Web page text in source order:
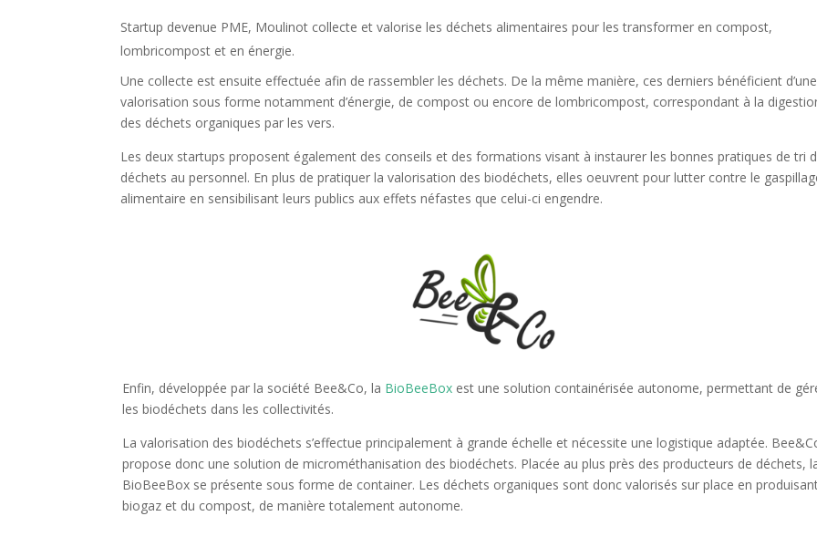
Startup devenue PME, Moulinot collecte et valorise les déchets alimentaires pour les transformer en compost,
lombricompost et en énergie.
Une collecte est ensuite effectuée afin de rassembler les déchets. De la même manière, ces derniers bénéficient d’une
valorisation sous forme notamment d’énergie, de compost ou encore de lombricompost, correspondant à la
des déchets organiques par les vers.
Les deux startups proposent également des conseils et des formations visant à instaurer les bonnes pratiques de tri
déchets au personnel. En plus de pratiquer la valorisation des biodéchets, elles oeuvrent pour lutter contre le
alimentaire en sensibilisant leurs publics aux effets néfastes que celui-ci engendre.
Enfin, développée par la société Bee&Co, la BioBeeBox est une solution containérisée autonome, permettant de
les biodéchets dans les collectivités.
La valorisation des biodéchets s’effectue principalement à grande échelle et nécessite une logistique adaptée.
propose donc une solution de microméthanisation des biodéchets. Placée au plus près des producteurs de déchets,
BioBeeBox se présente sous forme de container. Les déchets organiques sont donc valorisés sur place en
biogaz et du compost, de manière totalement autonome.